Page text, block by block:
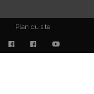
Plan du site